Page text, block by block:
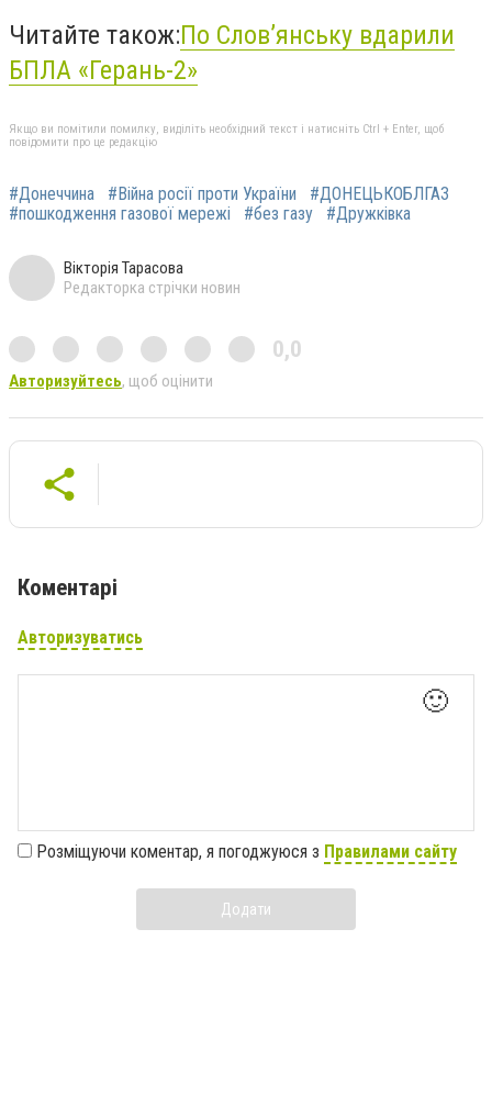
Читайте також:По Слов’янську вдарили
БПЛА «Герань-2»
Якщо ви помітили помилку, виділіть необхідний текст і натисніть Ctrl + Enter, щоб
повідомити про це редакцію
#Донеччина #Війна росії проти України
#ДОНЕЦЬКОБЛГАЗ
#пошкодження газової мережі
#без газу #Дружківка
Вікторія Тарасова
Редакторка стрічки новин
0,0
Авторизуйтесь, щоб оцінити
Коментарі
Авторизуватись
🙂
Розміщуючи коментар, я погоджуюся з Правилами сайту
Додати